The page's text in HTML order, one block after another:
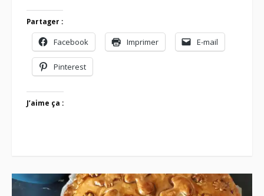
Partager :
Facebook Imprimer E-mail
Pinterest
J’aime ça :